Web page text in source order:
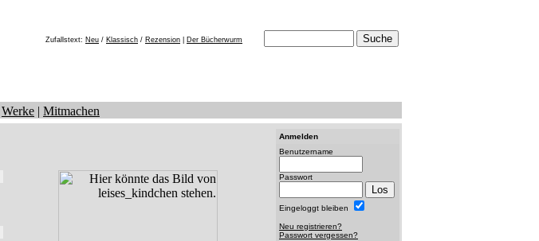
Zufallstext: Neu / Klassisch / Rezension Der Bücherwurm
Werke | Mitmachen
Anmelden
Benutzername
Passwort
Eingeloggt bleiben
Neu registrieren?
Passwort vergessen?